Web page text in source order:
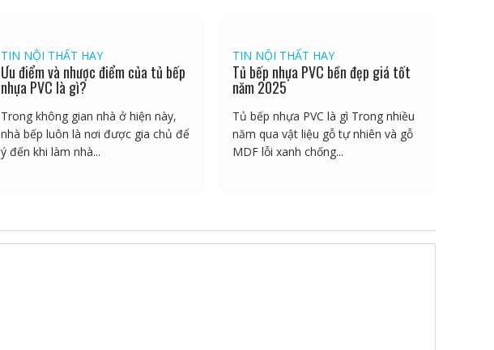
TIN NỘI THẤT HAY
Ưu điểm và nhược điểm của tủ bếp
nhựa PVC là gì?
Trong không gian nhà ở hiện này,
nhà bếp luôn là nơi được gia chủ để
ý đến khi làm nhà...
TIN NỘI THẤT HAY
Tủ bếp nhựa PVC bền đẹp giá tốt
năm 2025
Tủ bếp nhựa PVC là gì Trong nhiều
năm qua vật liệu gỗ tự nhiên và gỗ
MDF lỗi xanh chống...